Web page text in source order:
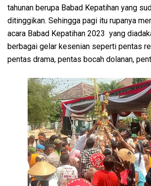
tahunan berupa Babad Kepatihan yang
ditinggikan. Sehingga pagi itu rupanya
acara Babad Kepatihan 2023 yang
berbagai gelar kesenian seperti pentas
pentas drama, pentas bocah dolanan,